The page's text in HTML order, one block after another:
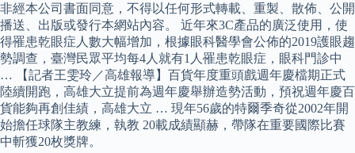
非經本公司書面同意，不得以任何形式轉載、重製、散佈、公開
播送、出版或發行本網站內容。 近年來3C產品的廣泛使用，使
得罹患乾眼症人數大幅增加，根據眼科醫學會公佈的2019護眼趨
勢調查，臺灣民眾平均每4人就有1人罹患乾眼症，眼科門診中
… 【記者王雯玲／高雄報導】百貨年度重頭戲週年慶檔期正式
陸續開跑，高雄大立提前為週年慶舉辦造勢活動，預祝週年慶百
貨能夠再創佳績，高雄大立 … 現年56歲的特爾季奇從2002年開
始擔任球隊主教練，執教 20載成績顯赫，帶隊在重要國際比賽
中斬獲20枚獎牌。